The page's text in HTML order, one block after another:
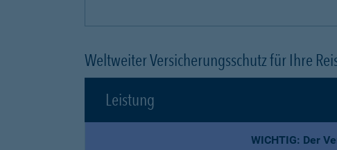
Weltweiter Versicherungsschutz für Ihre
Leistung
WICHTIG: Der